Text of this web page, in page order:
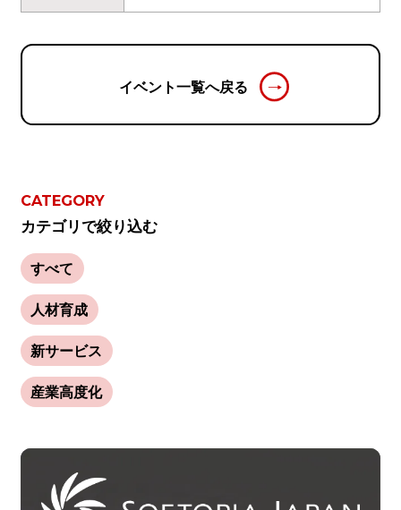
CATEGORY
カテゴリで絞り込む
すべて
人材育成
新サービス
産業高度化
イベント一覧へ戻る